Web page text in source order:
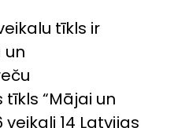
tīkls ir
un
“Mājai un
veikali 14 Latvijas